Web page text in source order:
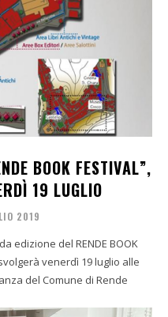
BOOK FESTIVAL”,
19 LUGLIO
2019
edizione del RENDE BOOK
venerdì 19 luglio alle
del Comune di Rende